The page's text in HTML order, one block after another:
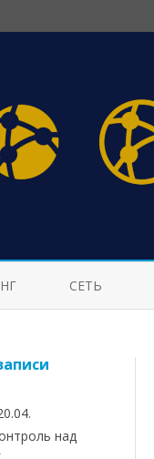
СЕТЬ
над